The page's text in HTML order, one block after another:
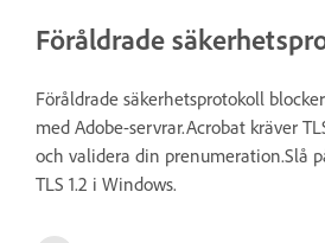
Föråldrade
Föråldrade säkerhetsprotokoll
med Adobe-servrar.Acrobat kräver
och validera din prenumeration.Slå
TLS 1.2 i Windows.